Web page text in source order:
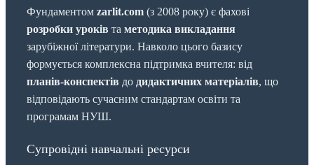
Фундаментом zarlit.com (з 2008 року) є фахові
розробки уроків та методика викладання
зарубіжної літератури. Навколо цього базису
формується комплексна підтримка вчителя: від
планів-конспектів до дидактичних матеріалів, що
відповідають сучасним стандартам освіти та
програмам НУШ.
Супровідні навчальні ресурси